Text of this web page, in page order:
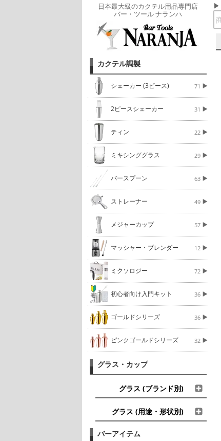
日本最大級のカクテル用品専門店
バー・ツール ナランハ
カクテル調製
シェーカー (3ピース) 71
2ピースシェーカー 31
ティン 22
ミキシンググラス 29
バースプーン 63
ストレーナー 49
メジャーカップ 57
マッシャー・ブレンダー 12
ミクソロジー 72
初心者向け入門キット 36
ゴールドシリーズ 36
ピンクゴールドシリーズ 32
グラス・カップ
グラス (ブランド別)
グラス (用途・形状別)
バーアイテム